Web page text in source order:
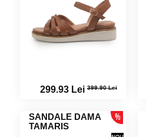
299.93 Lei 399.90 Lei
SANDALE DAMA
TAMARIS